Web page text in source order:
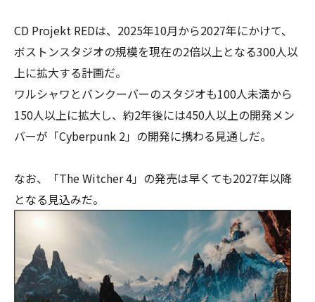
CD Projekt REDは、2025年10月から2027年にかけて、
ボストンスタジオの規模を現在の2倍以上となる300人以
上に拡大する計画だ。
ワルシャワとバンクーバーのスタジオも100人未満から
150人以上に拡大し、約2年後には450人以上の開発メン
バーが「Cyberpunk 2」の開発に携わる見通しだ。
なお、「The Witcher 4」の発売は早くても2027年以降
となる見込みだ。